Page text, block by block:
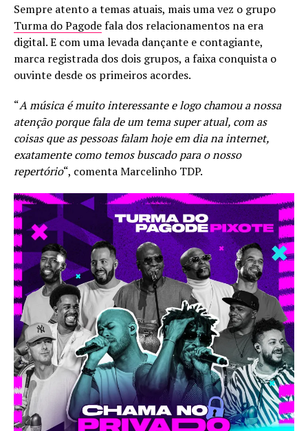
Sempre atento a temas atuais, mais uma vez o grupo
Turma do Pagodefala dos relacionamentos na era
digital. E com uma levada dançante e contagiante,
marca registrada dos dois grupos, a faixa conquista o
ouvinte desde os primeiros acordes.
“A música é muito interessante e logo chamou a nossa
atenção porque fala de um tema super atual, com as
coisas que as pessoas falam hoje em dia na internet,
exatamente como temos buscado para o nosso
repertório“, comenta Marcelinho TDP.